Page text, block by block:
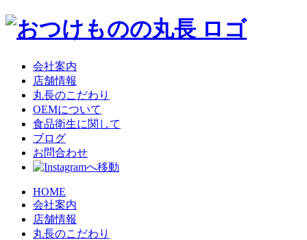
会社案内
店舗情報
丸長のこだわり
OEMについて
食品衛生に関して
ブログ
お問合わせ
HOME
会社案内
店舗情報
丸長のこだわり